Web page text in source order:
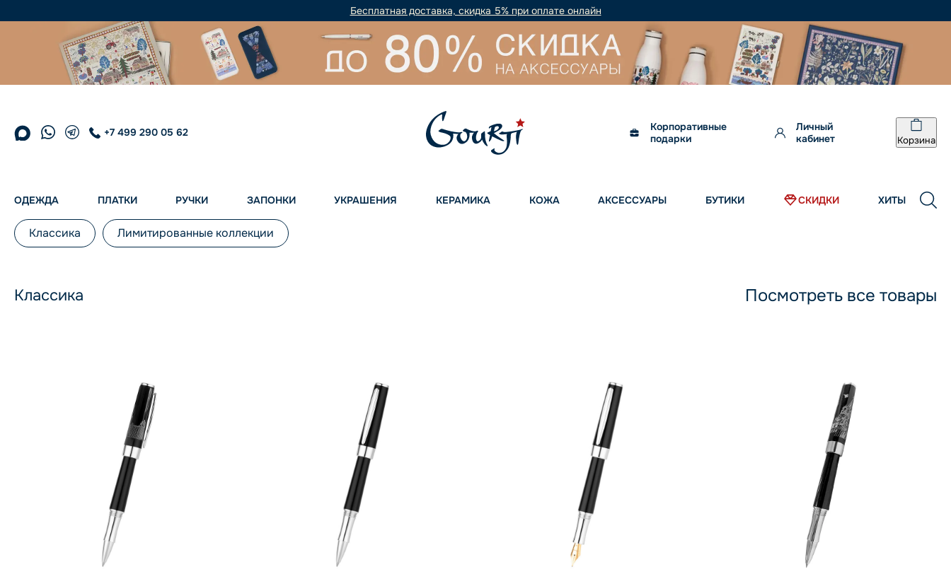
Бесплатная доставка, скидка 5% при оплате онлайн
+7 499 290 05 62
Корпоративные
подарки
Личный
кабинет
Корзина
ОДЕЖДА ПЛАТКИ РУЧКИ ЗАПОНКИ УКРАШЕНИЯ КЕРАМИКА КОЖА АКСЕССУАРЫ БУТИКИ СКИДКИ ХИТЫ
Классика Лимитированные коллекции
Классика Посмотреть все товары